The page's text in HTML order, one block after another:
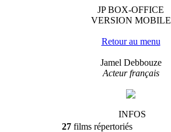
JP BOX-OFFICE
VERSION MOBILE
Retour au menu
Jamel Debbouze
Acteur français
INFOS
27films répertoriés